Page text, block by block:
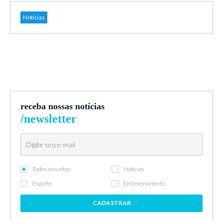
Notícias
receba nossas notícias
/newsletter
Todos assuntos
Notícias
Esporte
Entretenimento
CADASTRAR